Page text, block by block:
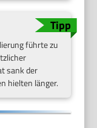
führte zu
sank der
hielten länger.